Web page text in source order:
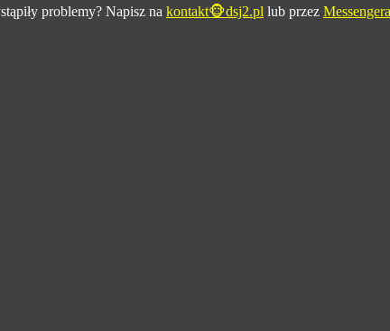
problemy? Napisz na kontakt🐵dsj2.pl lub przez Messengera